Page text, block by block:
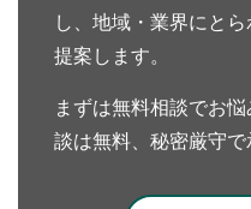
し、地域・業界にと
提案します。
まずは無料相談でお
談は無料、秘密厳守で